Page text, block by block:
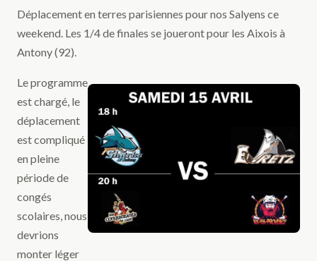
Déplacement en terres parisiennes pour nos Salyens ce
weekend. Les 1/4 de finales se joueront pour les Aixois à
Antony (92).
Le programme
est chargé, le
déplacement
est compliqué
en pleine
période de
congés
scolaires, nous
devrions
monter léger